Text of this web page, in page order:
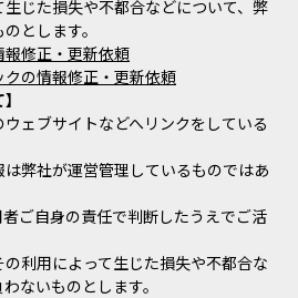
じた損失や不都合などについて、弊
とします。
修正・更新依頼
の情報修正・更新依頼
ウェブサイトなどへリンクをしている
弊社が運営管理しているものではあ
ご自身の責任で判断したうえでご活
利用によって生じた損失や不都合な
ないものとします。